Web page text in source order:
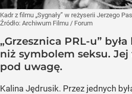
Kadr z filmu „Sygnały” w reżyserii Jerzego
Źródło: Archiwum Filmu / Forum
„Grzesznica PRL-u”
niż symbolem seksu.
pod uwagę.
Kalina Jędrusik. Przez jednych